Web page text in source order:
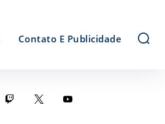
Contato E Publicidade